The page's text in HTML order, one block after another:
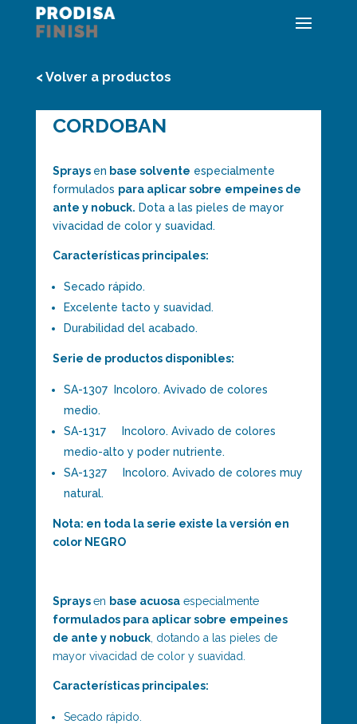
< Volver a productos
CORDOBAN
Sprays en base solvente especialmente
formulados para aplicar sobre empeines de
ante y nobuck. Dota a las pieles de mayor
vivacidad de color y suavidad.
Características principales:
Secado rápido.
Excelente tacto y suavidad.
Durabilidad del acabado.
Serie de productos disponibles:
SA-1307
Incoloro. Avivado de colores
medio.
SA-1317
Incoloro. Avivado de colores
medio-alto y poder nutriente.
SA-1327
Incoloro. Avivado de colores muy
natural.
Nota: en toda la serie existe la versión en
color NEGRO
Spraysen base acuosaespecialmente
formulados para aplicar sobre empeines
de ante y nobuck, dotando a las pieles de
mayor vivacidad de color y suavidad.
Características principales:
Secado rápido.